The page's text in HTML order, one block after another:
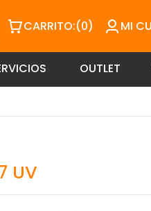
CARRITO:(0) MI
OUTLET
UV